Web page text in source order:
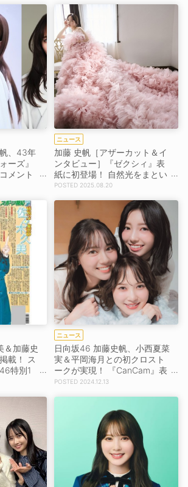
、43年
ーズ』
メント
ニュース
加藤 史帆［アザーカット＆イ
ンタビュー］『ゼクシィ』表
紙に初登場！ 自然光をまとい
透明感あふれる花嫁姿を披
2025.08.20
＆加藤史
載！ ス
特別1
ート
ニュース
日向坂46 加藤史帆、小西夏菜
実＆平岡海月との初クロスト
ークが実現！ 『CanCam』表
紙登場 2024.12.13